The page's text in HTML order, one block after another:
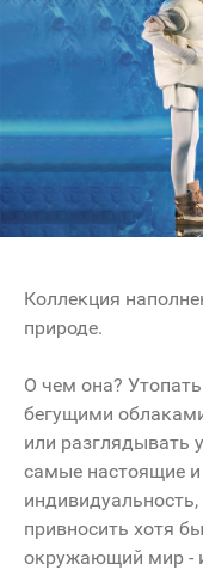
Коллекция
природе.
О чем она?
бегущими
или разглядывать
самые настоящие
привносить хотя
окружающий мир -